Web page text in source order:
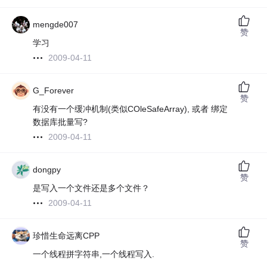
mengde007
学习
2009-04-11
赞
G_Forever
有没有一个缓冲机制(类似COleSafeArray), 或者 绑定
数据库批量写?
2009-04-11
赞
dongpy
是写入一个文件还是多个文件？
2009-04-11
赞
珍惜生命远离CPP
一个线程拼字符串,一个线程写入.
赞